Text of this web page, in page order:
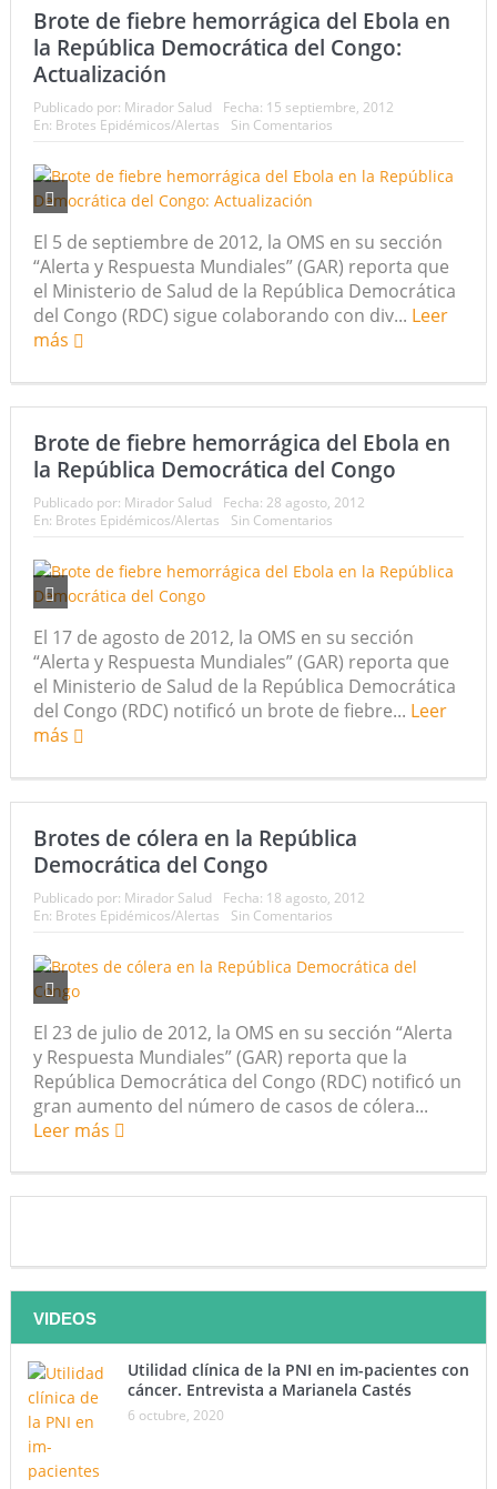
Brote de fiebre hemorrágica del Ebola en
la República Democrática del Congo:
Actualización
Publicado por: Mirador Salud Fecha: 15 septiembre, 2012
En: Brotes Epidémicos/Alertas Sin Comentarios
El 5 de septiembre de 2012, la OMS en su sección
“Alerta y Respuesta Mundiales” (GAR) reporta que
el Ministerio de Salud de la República Democrática
del Congo (RDC) sigue colaborando con div... Leer
más
Brote de fiebre hemorrágica del Ebola en
la República Democrática del Congo
Publicado por: Mirador Salud Fecha: 28 agosto, 2012
En: Brotes Epidémicos/Alertas Sin Comentarios
El 17 de agosto de 2012, la OMS en su sección
“Alerta y Respuesta Mundiales” (GAR) reporta que
el Ministerio de Salud de la República Democrática
del Congo (RDC) notificó un brote de fiebre... Leer
más
Brotes de cólera en la República
Democrática del Congo
Publicado por: Mirador Salud Fecha: 18 agosto, 2012
En: Brotes Epidémicos/Alertas Sin Comentarios
El 23 de julio de 2012, la OMS en su sección “Alerta
y Respuesta Mundiales” (GAR) reporta que la
República Democrática del Congo (RDC) notificó un
gran aumento del número de casos de cólera...
Leer más
VIDEOS
Utilidad clínica de la PNI en im-pacientes con
cáncer. Entrevista a Marianela Castés
6 octubre, 2020